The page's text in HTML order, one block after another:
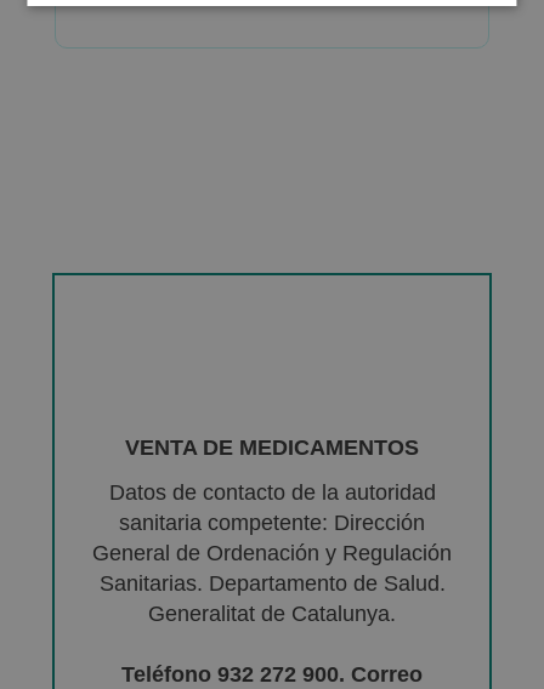
VENTA DE MEDICAMENTOS
Datos de contacto de la autoridad
sanitaria competente: Dirección
General de Ordenación y Regulación
Sanitarias. Departamento de Salud.
Generalitat de Catalunya.
Teléfono 932 272 900. Correo